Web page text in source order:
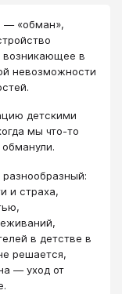
― «обман»,
возникающее в
невозможности
детскими
мы что-то
и страха,
в детстве в
решается,
― уход от